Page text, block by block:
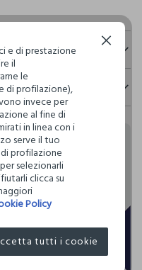
a test chimico-
che abbiamo
talvolta anche più
normativa
del tuo ordine online per
hai acquistato.
tuoi
vantaggi, promozioni e
l'anno!
e di prestazione
il
le
di profilazione),
invece per
al fine di
in linea con i
serve il tuo
profilazione
selezionarli
clicca su
Policy
tutti i cookie
Continua senza accettare